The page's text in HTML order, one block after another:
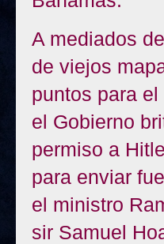
A mediados
de viejos
puntos para
el Gobierno
permiso a
para enviar
el ministro
sir Samuel